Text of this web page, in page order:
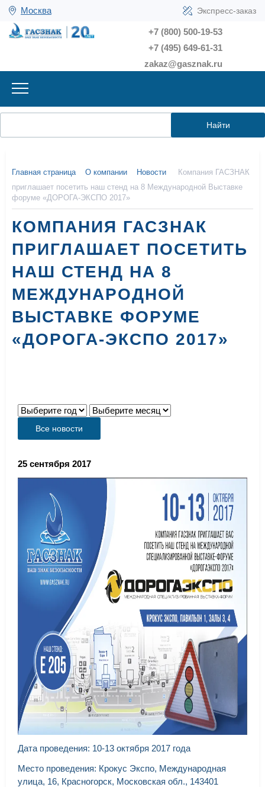
Москва Экспресс-заказ
+7 (800) 500-19-53
+7 (495) 649-61-31
zakaz@gasznak.ru
Найти
Главная страница О компании Новости
Компания ГАСЗНАК
приглашает посетить наш стенд на 8 Международной Выставке
форуме «ДОРОГА-ЭКСПО 2017»
КОМПАНИЯ ГАСЗНАК
ПРИГЛАШАЕТ ПОСЕТИТЬ
НАШ СТЕНД НА 8
МЕЖДУНАРОДНОЙ
ВЫСТАВКЕ ФОРУМЕ
«ДОРОГА-ЭКСПО 2017»
Все новости
25 сентября 2017
Дата проведения: 10-13 октября 2017 года
Место проведения: Крокус Экспо, Международная
улица, 16, Красногорск, Московская обл., 143401